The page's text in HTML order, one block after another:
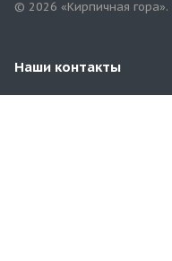
© 2026 «Кирпичная
Наши контакты
8 (929) 969-57-54